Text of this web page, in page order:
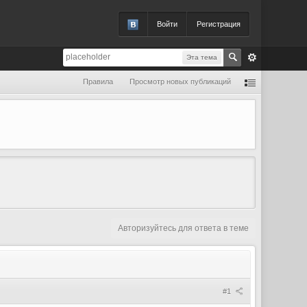
Войти Регистрация
Эта тема
Правила Просмотр новых публикаций
Авторизуйтесь для ответа в теме
#1